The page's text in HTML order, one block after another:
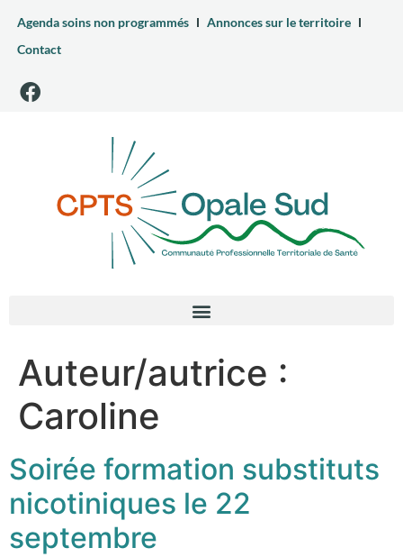
Agenda soins non programmés
Annonces sur le territoire
Contact
Auteur/autrice :
Caroline
Soirée formation substituts
nicotiniques le 22
septembre